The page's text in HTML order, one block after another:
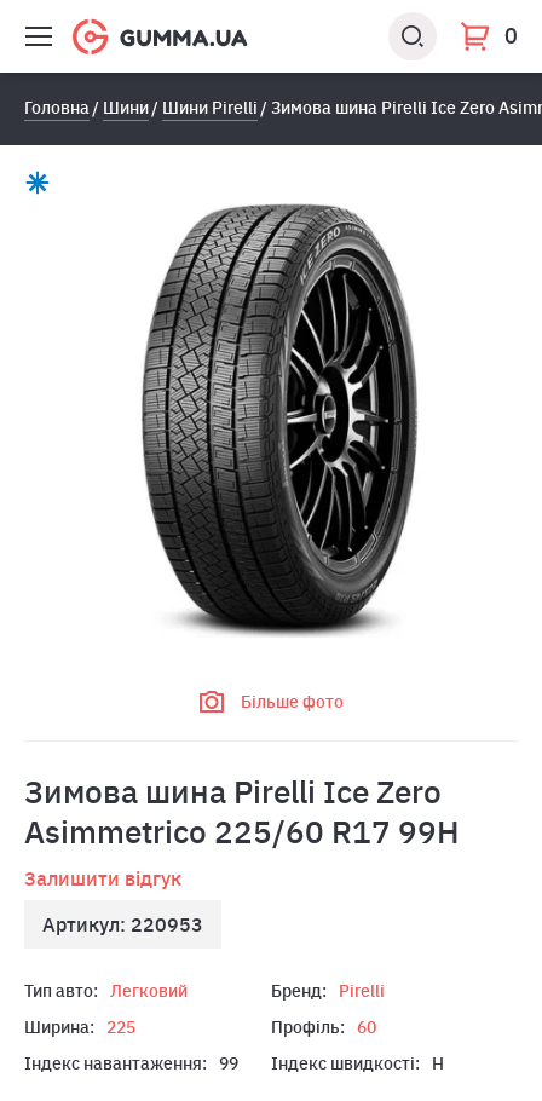
0
Головна Шини Шини Pirelli Зимова шина Pirelli Ice Zero
Більше фото
Зимова шина Pirelli Ice Zero
Asimmetrico 225/60 R17 99H
Залишити відгук
Артикул: 220953
Тип авто: Легковий Бренд:
Pirelli
Ширина:
225 Профіль:
60
Індекс навантаження:
99 Індекс швидкості: H